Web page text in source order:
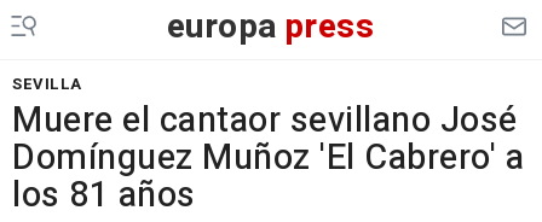
europa press
SEVILLA
Muere el cantaor sevillano José
Domínguez Muñoz 'El Cabrero' a
los 81 años